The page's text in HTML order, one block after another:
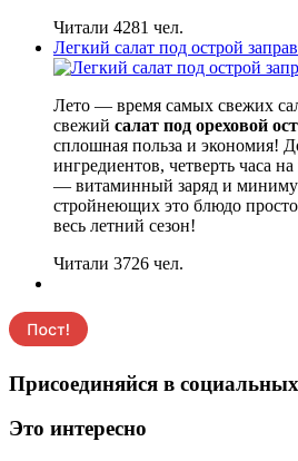
Читали 4281 чел.
Легкий салат под острой
Лето — время самых свежих
свежий салат под ореховой
сплошная польза и экономия!
ингредиентов, четверть часа на
— витаминный заряд и
стройнеющих это блюдо просто
весь летний сезон!
Читали 3726 чел.
Присоединяйся в социальных
Это интересно